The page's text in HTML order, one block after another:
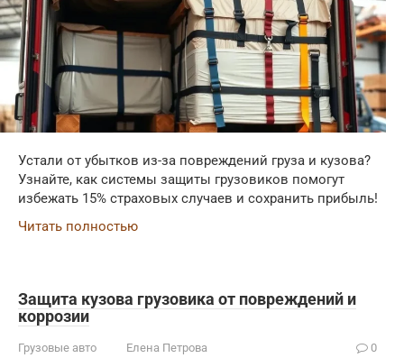
Устали от убытков из-за повреждений груза и кузова?
Узнайте, как системы защиты грузовиков помогут
избежать 15% страховых случаев и сохранить прибыль!
Читать полностью
Защита кузова грузовика от повреждений и
коррозии
Грузовые авто Елена Петрова 0